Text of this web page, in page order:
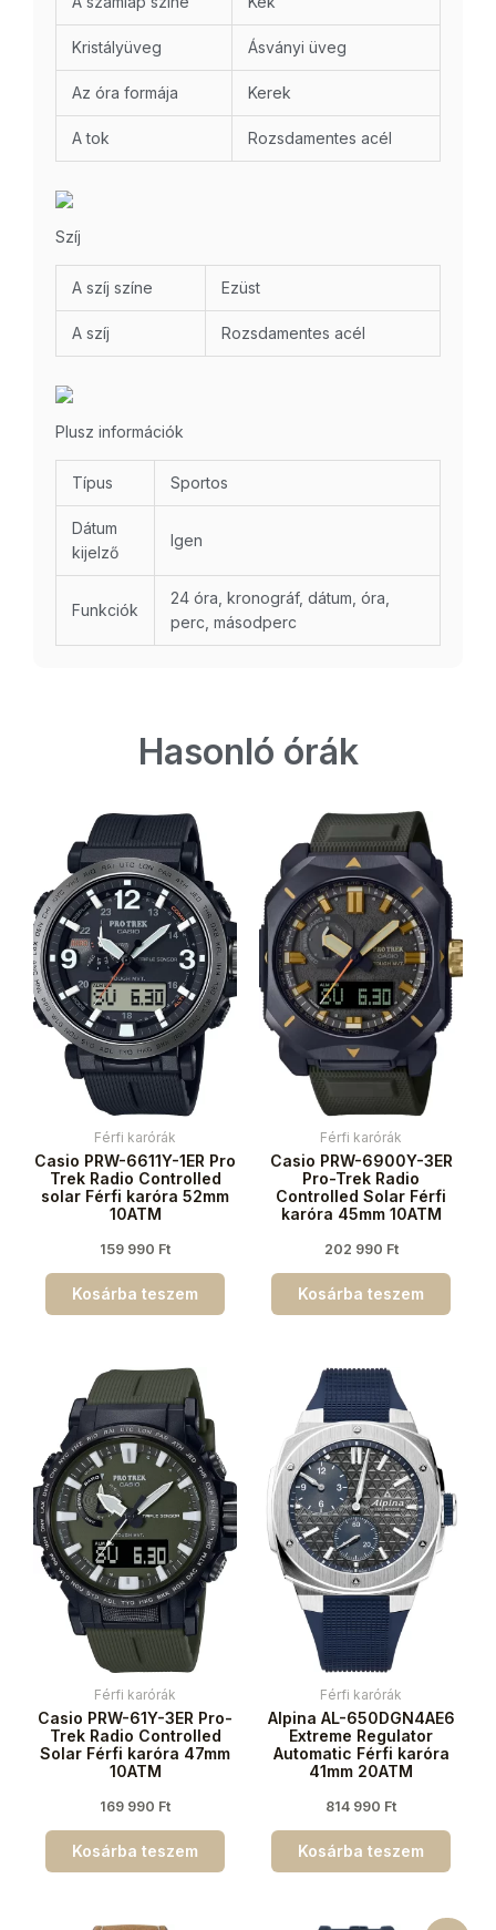
Kristályüveg Ásványi üveg
Az óra formája Kerek
A tok Rozsdamentes acél
Szíj
A szíj színe Ezüst
A szíj Rozsdamentes acél
Plusz információk
Típus Sportos
Dátum
kijelző
Igen
Funkciók
24 óra, kronográf, dátum, óra,
perc, másodperc
Hasonló órák
Férfi karórák
Casio PRW-6611Y-1ER Pro
Trek Radio Controlled
solar Férfi karóra 52mm
10ATM
159 990 Ft
Kosárba teszem
Férfi karórák
Casio PRW-6900Y-3ER
Pro-Trek Radio
Controlled Solar Férfi
karóra 45mm 10ATM
202 990 Ft
Kosárba teszem
Férfi karórák
Casio PRW-61Y-3ER Pro-
Trek Radio Controlled
Solar Férfi karóra 47mm
10ATM
169 990 Ft
Kosárba teszem
Férfi karórák
Alpina AL-650DGN4AE6
Extreme Regulator
Automatic Férfi karóra
41mm 20ATM
814 990 Ft
Kosárba teszem